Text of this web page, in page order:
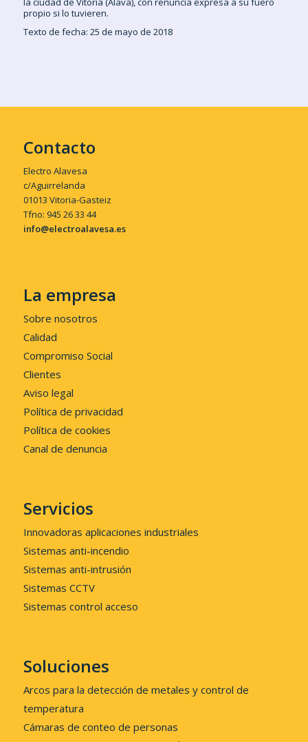
propio si lo tuvieren.
Texto de fecha: 25 de mayo de 2018
Contacto
Electro Alavesa
c/Aguirrelanda
01013 Vitoria-Gasteiz
Tfno: 945 26 33 44
info@electroalavesa.es
La empresa
Sobre nosotros
Calidad
Compromiso Social
Clientes
Aviso legal
Política de privacidad
Política de cookies
Canal de denuncia
Servicios
Innovadoras aplicaciones industriales
Sistemas anti-incendio
Sistemas anti-intrusión
Sistemas CCTV
Sistemas control acceso
Soluciones
Arcos para la detección de metales y control de
temperatura
Cámaras de conteo de personas